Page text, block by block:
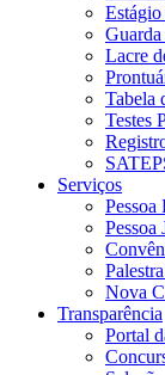
Lacre
Tabela
Testes
Serviços
Pessoa
Pessoa
Nova
Transparência
Portal